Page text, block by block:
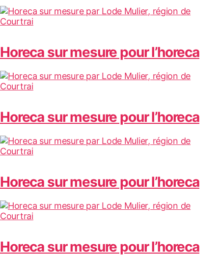
Horeca sur mesure pour l’horeca
Horeca sur mesure pour l’horeca
Horeca sur mesure pour l’horeca
Horeca sur mesure pour l’horeca